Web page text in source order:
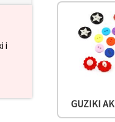
i
GUZIKI